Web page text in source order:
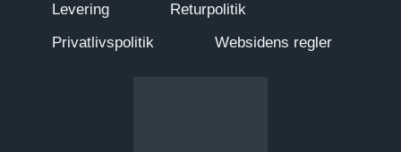
Levering
Returpolitik
Privatlivspolitik
Websidens regler